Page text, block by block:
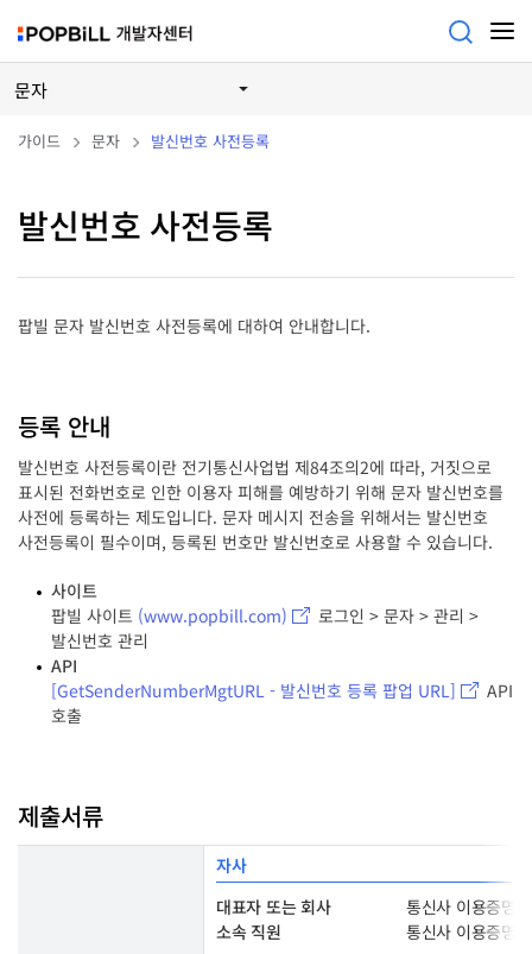
문자
가이드 문자 발신번호 사전등록
발신번호 사전등록
팝빌 문자 발신번호 사전등록에 대하여 안내합니다.
등록 안내
발신번호 사전등록이란 전기통신사업법 제84조의2에 따라, 거짓으로
표시된 전화번호로 인한 이용자 피해를 예방하기 위해 문자 발신번호를
사전에 등록하는 제도입니다. 문자 메시지 전송을 위해서는 발신번호
사전등록이 필수이며, 등록된 번호만 발신번호로 사용할 수 있습니다.
사이트
팝빌 사이트 (www.popbill.com)
로그인 > 문자 > 관리 >
발신번호 관리
API
[GetSenderNumberMgtURL - 발신번호 등록 팝업 URL]
API
호출
제출서류
자사
대표자 또는 회사
통신사 이용증명원
소속 직원
통신사 이용증명